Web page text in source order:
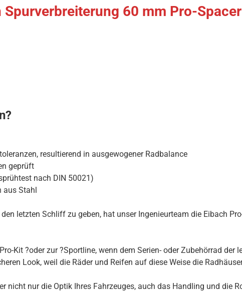
60 mm Pro-
resultierend in ausgewogener Radbalance
geprüft
nach DIN 50021)
aus Stahl
letzten Schliff zu geben, hat unser Ingenieurteam die Eibach
Kit ?oder zur ?Sportline, wenn dem Serien- oder Zubehörrad der
Look, weil die Räder und Reifen auf diese Weise die
nicht nur die Optik Ihres Fahrzeuges, auch das Handling und die